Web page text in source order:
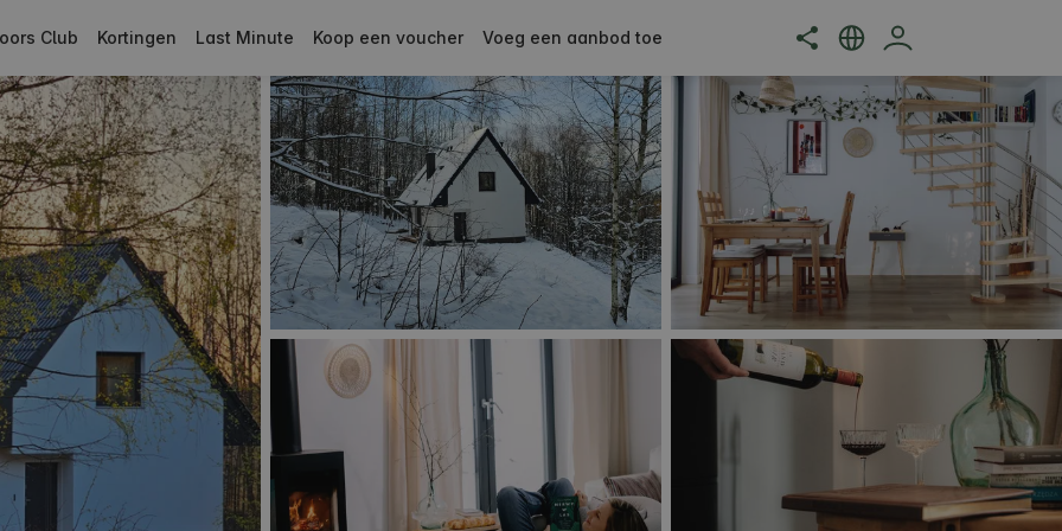
Club Kortingen Last Minute Koop een voucher Voeg een aanbod toe